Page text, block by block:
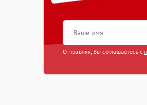
Отправляя, Вы соглашаетесь с